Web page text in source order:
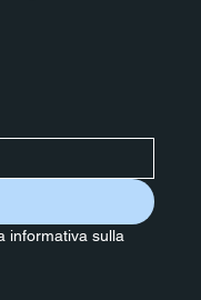
informativa sulla